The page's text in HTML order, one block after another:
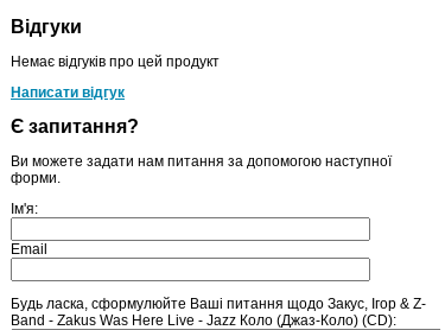
Відгуки
Немає відгуків про цей продукт
Написати відгук
Є запитання?
Ви можете задати нам питання за допомогою наступної
форми.
Ім'я:
Email
Будь ласка, сформулюйте Ваші питання щодо Закус, Ігор & Z-
Band - Zakus Was Here Live - Jazz Коло (Джаз-Коло) (CD):